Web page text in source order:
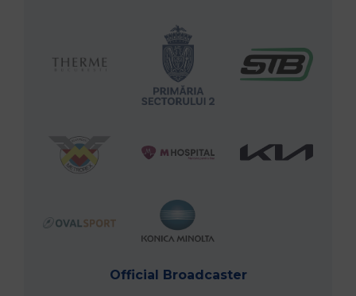
Official Broadcaster